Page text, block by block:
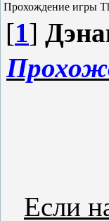
Прохождение игры
[1]
Если